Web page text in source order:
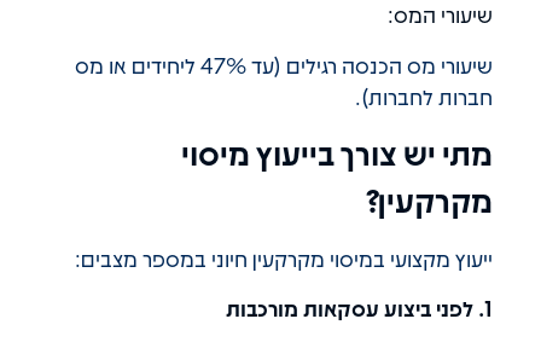
שיעורי המס:
שיעורי מס הכנסה רגילים (עד 47% ליחידים או מס
חברות לחברות).
מתי יש צורך בייעוץ מיסוי
מקרקעין?
ייעוץ מקצועי במיסוי מקרקעין חיוני במספר מצבים:
1. לפני ביצוע עסקאות מורכבות